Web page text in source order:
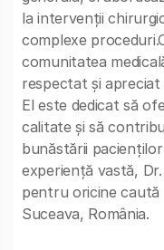
la intervenții
complexe
comunitatea
respectat și apreciat
El este dedicat să
calitate și să
bunăstării
experiență vastă,
pentru oricine
Suceava, România.